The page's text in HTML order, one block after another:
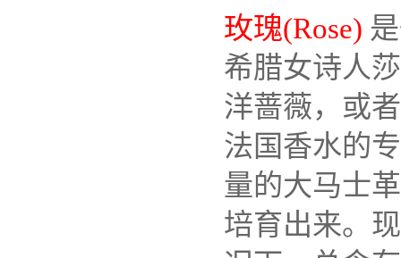
玫瑰(Rose)
希腊女诗人
洋蔷薇，或
法国香水的
量的大马士
培育出来。